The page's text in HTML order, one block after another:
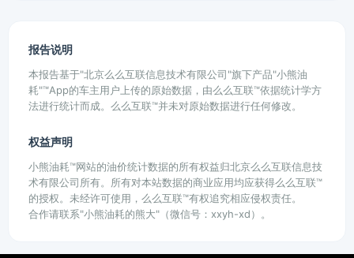
报告说明
本报告基于"北京么么互联信息技术有限公司"旗下产品"小熊油
耗"™App的车主用户上传的原始数据，由么么互联™依据统计学方
法进行统计而成。么么互联™并未对原始数据进行任何修改。
权益声明
小熊油耗™网站的油价统计数据的所有权益归北京么么互联信息技
术有限公司所有。所有对本站数据的商业应用均应获得么么互联™
的授权。未经许可使用，么么互联™有权追究相应侵权责任。
合作请联系"小熊油耗的熊大"（微信号：xxyh-xd）。